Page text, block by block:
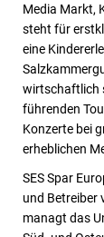
Media Markt,
steht für
eine
wirtschaftlich
führenden
Konzerte bei
erheblichen
SES Spar
und Betreiber
managt das